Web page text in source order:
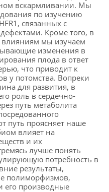
вскармливании. Мы
по изучению
связанных с
Кроме того, в
влияниям мы изучаем
изменения в
плода в ответ
что приводит к
у потомства. Вопреки
для развития, в
роль в сердечно-
путь метаболита
путь проясняет наше
влияет на
и их
лучше понять
потребность в
результаты,
полиморфизмов,
его производные